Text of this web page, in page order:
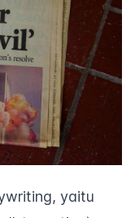
, yaitu